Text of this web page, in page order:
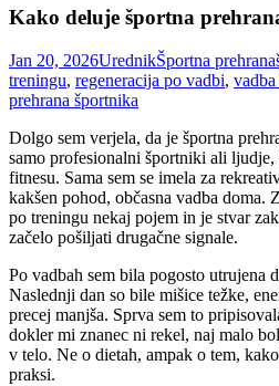
Kako deluje športna
Jan 20, 2026UrednikŠportna prehrana
treningu, regeneracija po vadbi,
prehrana športnika
Dolgo sem verjela, da je športna
samo profesionalni športniki ali
fitnesu. Sama sem se imela za
kakšen pohod, občasna vadba doma.
po treningu nekaj pojem in je stvar
začelo pošiljati drugačne signale.
Po vadbah sem bila pogosto utrujena
Naslednji dan so bile mišice težke,
precej manjša. Sprva sem to
dokler mi znanec ni rekel, naj malo
v telo. Ne o dietah, ampak o tem,
praksi.